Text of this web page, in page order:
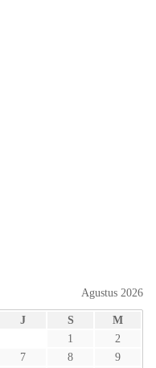
Agustus 2026
J S
M
1
2
7 8
9